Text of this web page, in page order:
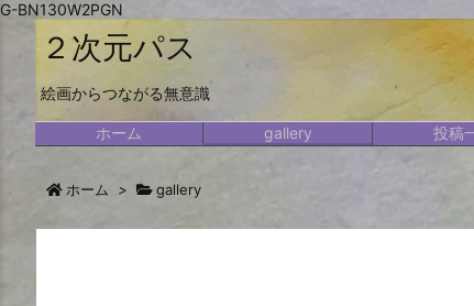
G-BN130W2PGN
２次元パス
絵画からつながる無意識
ホーム gallery 投稿
ホーム > gallery